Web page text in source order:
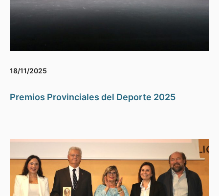
18/11/2025
Premios Provinciales del Deporte 2025